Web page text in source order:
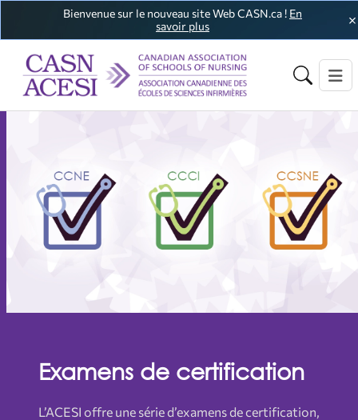
Bienvenue sur le nouveau site Web CASN.ca ! En
savoir plus
Examens de certification
L’ACESI offre une série d’examens de certification,